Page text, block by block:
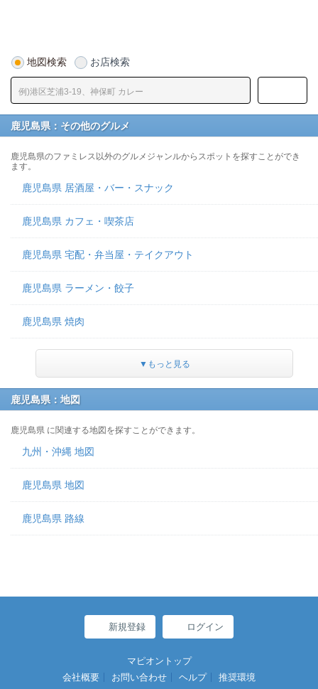
地図検索 お店検索
鹿児島県：その他のグルメ
鹿児島県のファミレス以外のグルメジャンルからスポットを探すことができ
ます。
鹿児島県 居酒屋・バー・スナック
鹿児島県 カフェ・喫茶店
鹿児島県 宅配・弁当屋・テイクアウト
鹿児島県 ラーメン・餃子
鹿児島県 焼肉
▼もっと見る
鹿児島県：地図
鹿児島県 に関連する地図を探すことができます。
九州・沖縄 地図
鹿児島県 地図
鹿児島県 路線
新規登録 ログイン
マピオントップ
会社概要
お問い合わせ ヘルプ
推奨環境